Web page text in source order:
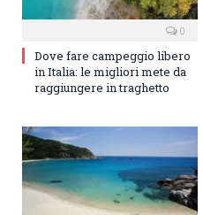
0
Dove fare campeggio libero
in Italia: le migliori mete da
raggiungere in traghetto